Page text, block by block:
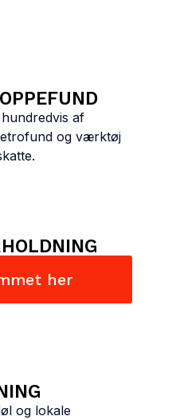
af
og værktøj
her
og lokale